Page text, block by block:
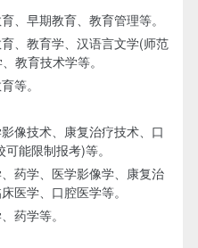
早期教育、教育管理等。
教育学、汉语言文学(师范
教育技术学等。
等。
技术、康复治疗技术、口
能限制报考)等。
学、医学影像学、康复治
医学、口腔医学等。
学等。